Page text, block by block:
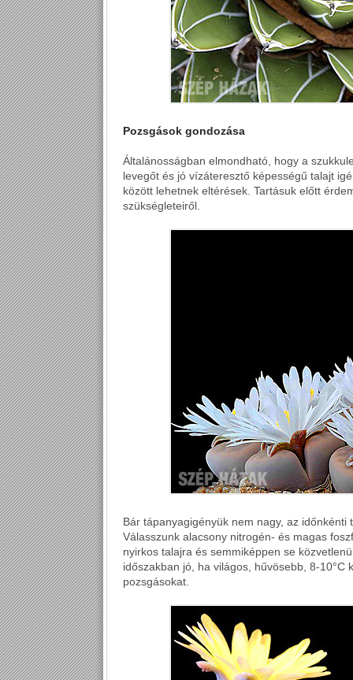
Pozsgások gondozása
Általánosságban elmondható, hogy a
levegőt és jó vízáteresztő képességű talajt
között lehetnek eltérések. Tartásuk előtt
szükségleteiről.
Bár tápanyagigényük nem nagy, az
Válasszunk alacsony nitrogén- és magas
nyirkos talajra és semmiképpen se
időszakban jó, ha világos, hűvösebb, 8-
pozsgásokat.